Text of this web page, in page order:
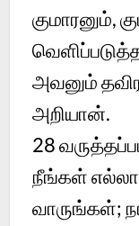
குமாரனும்,
அவனும்
அறியான்.
28
நீங்கள்
வாருங்கள்;